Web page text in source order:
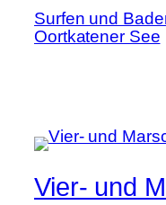
Surfen und
Oortkatener See
Vier- und